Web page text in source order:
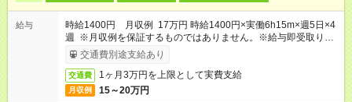
給与
時給1400円 月収例 17万円 時給1400円×実働6h15m×週5日×4
週 ※月収例を保証するものではありません。※給与即受取りサ
ービス利用可（利用条件有）
交通費別途支給あり
交通費 1ヶ月3万円を上限として実費支給
月収例 15～20万円